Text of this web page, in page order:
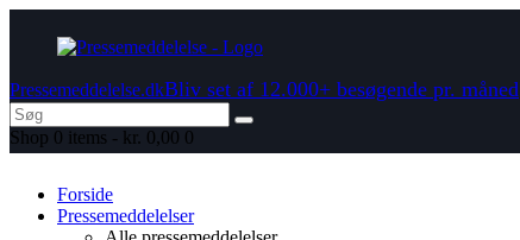
Pressemeddelelse.dkBliv set af 12.000+ besøgende pr. måned
Shop 0 items - kr. 0,00 0
Forside
Pressemeddelelser